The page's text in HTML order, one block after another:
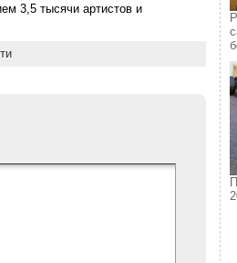
3,5 тысячи артистов и